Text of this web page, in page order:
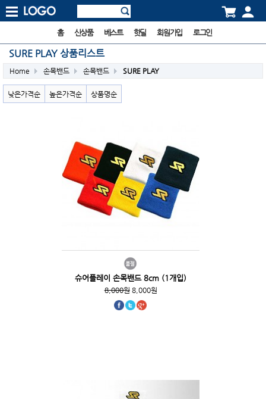
홈 신상품 베스트 핫딜 회원가입 로그인
SURE PLAY 상품리스트
Home 손목밴드 손목밴드 SURE PLAY
낮은가격순 높은가격순 상품명순
슈어플레이 손목밴드 8cm (1개입)
8,000원8,000원